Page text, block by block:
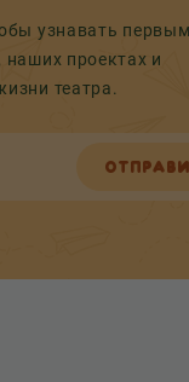
узнавать
наших проектах и
театра.